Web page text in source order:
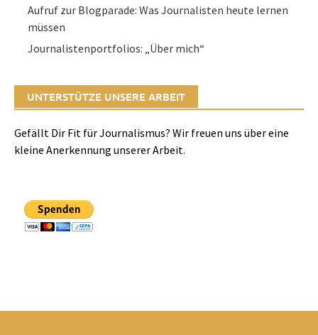
Aufruf zur Blogparade: Was Journalisten heute lernen
müssen
Journalistenportfolios: „Über mich“
UNTERSTÜTZE UNSERE ARBEIT
Gefällt Dir Fit für Journalismus? Wir freuen uns über eine
kleine Anerkennung unserer Arbeit.